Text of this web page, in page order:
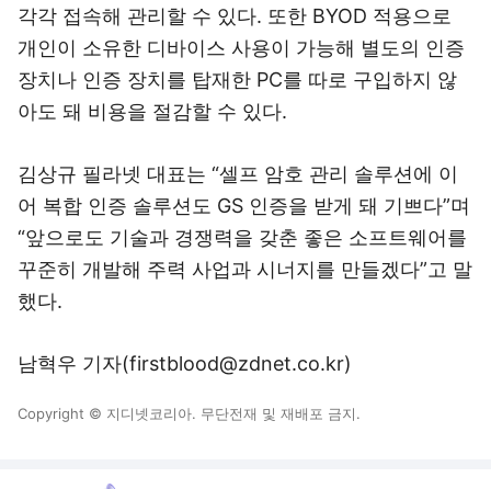
각각 접속해 관리할 수 있다. 또한 BYOD 적용으로
개인이 소유한 디바이스 사용이 가능해 별도의 인증
장치나 인증 장치를 탑재한 PC를 따로 구입하지 않
아도 돼 비용을 절감할 수 있다.
김상규 필라넷 대표는 “셀프 암호 관리 솔루션에 이
어 복합 인증 솔루션도 GS 인증을 받게 돼 기쁘다”며
“앞으로도 기술과 경쟁력을 갖춘 좋은 소프트웨어를
꾸준히 개발해 주력 사업과 시너지를 만들겠다”고 말
했다.
남혁우 기자(firstblood@zdnet.co.kr)
Copyright © 지디넷코리아. 무단전재 및 재배포 금지.